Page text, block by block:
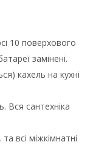
10 поверхового
замінені.
кахель на кухні
Вся сантехніка
всі міжкімнатні